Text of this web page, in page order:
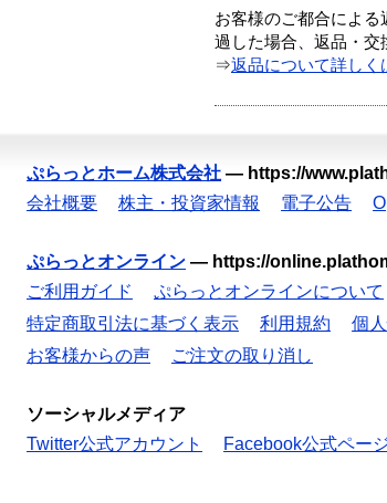
お客様のご都合によ
過した場合、返品・交
⇒返品について詳しく
ぷらっとホーム株式会社 — https://
会社概要
株主・投資家情報 電子公告
ぷらっとオンライン — https://
ご利用ガイド
ぷらっとオンラインについて
特定商取引法に基づく表示
利用規約 個
お客様からの声
ご注文の取り消し
ソーシャルメディア
Twitter公式アカウント
Facebook公式ペー